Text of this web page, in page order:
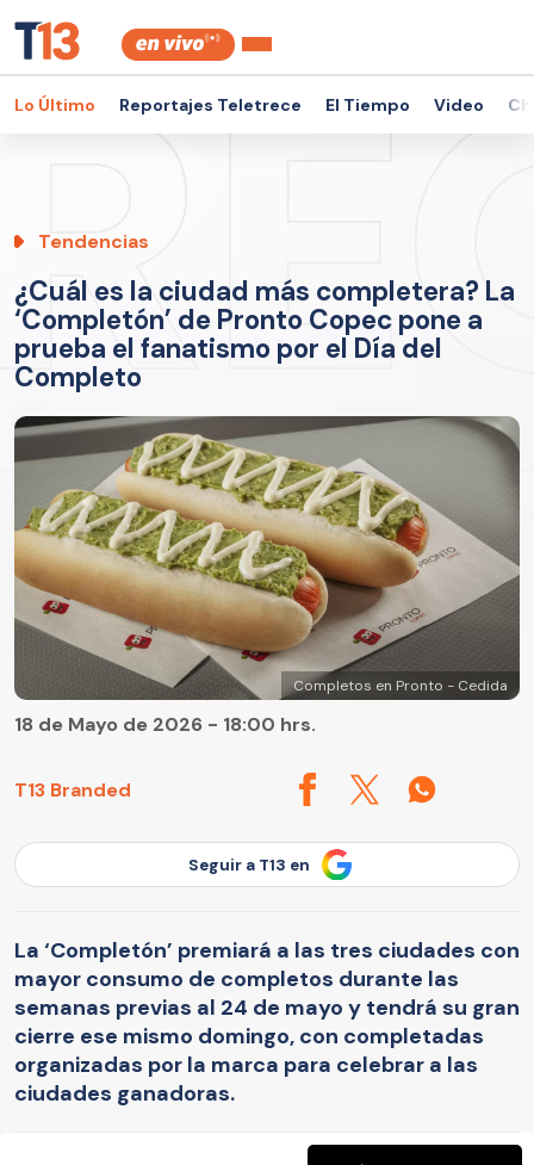
Lo Último Reportajes Teletrece El Tiempo Video
Tendencias
¿Cuál es la ciudad más completera? La
‘Completón’ de Pronto Copec pone a
prueba el fanatismo por el Día del
Completo
Completos en Pronto - Cedida
T13 Branded
18 de Mayo de 2026 - 18:00 hrs.
Seguir a T13 en
La ‘Completón’ premiará a las tres ciudades con
mayor consumo de completos durante las
semanas previas al 24 de mayo y tendrá su gran
cierre ese mismo domingo, con completadas
organizadas por la marca para celebrar a las
ciudades ganadoras.